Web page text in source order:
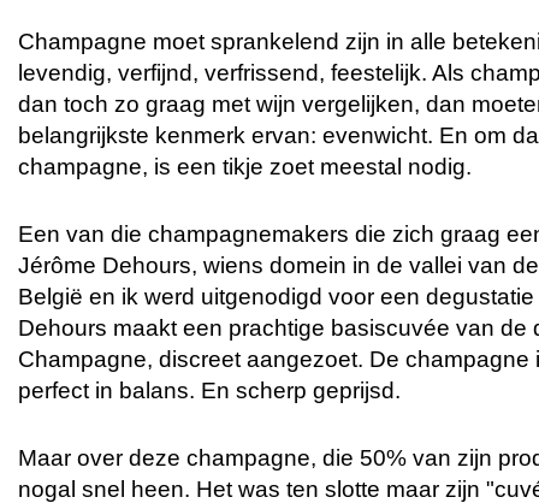
Champagne moet sprankelend zijn in alle
levendig, verfijnd, verfrissend, feestelijk. Als
dan toch zo graag met wijn vergelijken, dan
belangrijkste kenmerk ervan: evenwicht. En om
champagne, is een tikje zoet meestal nodig.
Een van die champagnemakers die zich graag
Jérôme Dehours, wiens domein in de vallei van
België en ik werd uitgenodigd voor een
Dehours maakt een prachtige basiscuvée van de
Champagne, discreet aangezoet. De champagne
perfect in balans. En scherp geprijsd.
Maar over deze champagne, die 50% van zijn
nogal snel heen. Het was ten slotte maar zijn